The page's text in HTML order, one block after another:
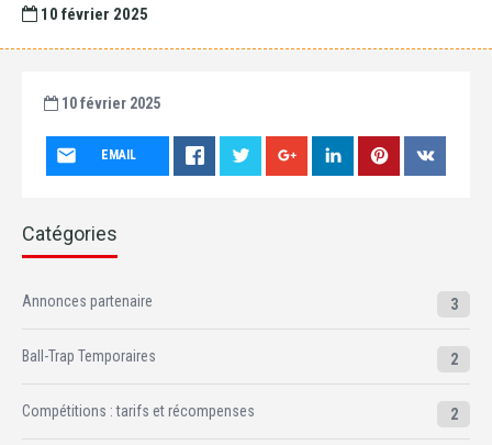
10 février 2025
10 février 2025
EMAIL
Catégories
Annonces partenaire 3
Ball-Trap Temporaires 2
Compétitions : tarifs et récompenses 2